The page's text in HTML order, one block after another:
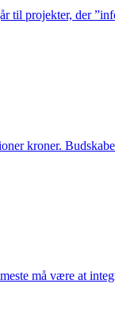
projekter, der
kroner.
må være at